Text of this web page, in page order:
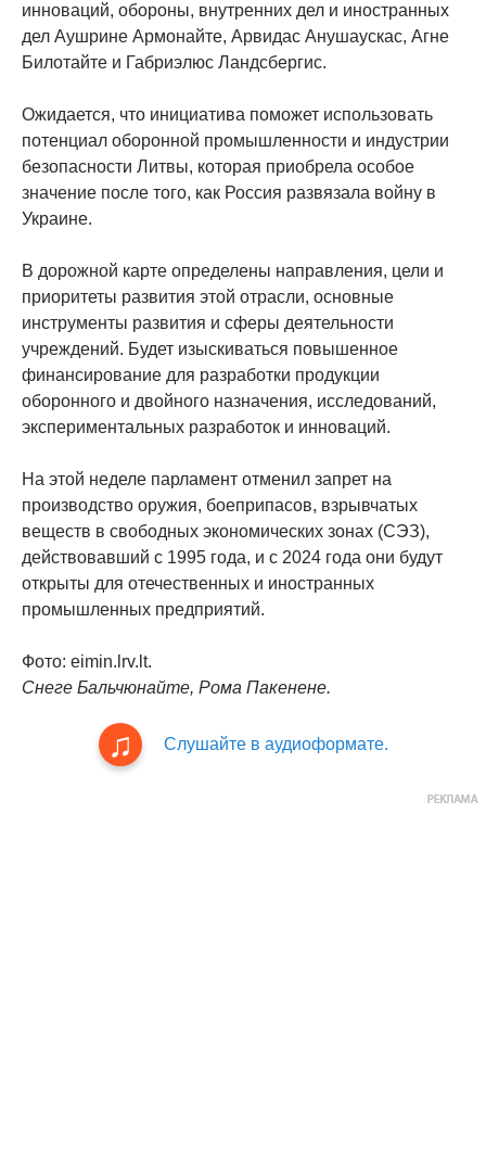
инноваций, обороны, внутренних дел и иностранных
дел Аушрине Армонайте, Арвидас Анушаускас, Агне
Билотайте и Габриэлюс Ландсбергис.
Ожидается, что инициатива поможет использовать
потенциал оборонной промышленности и индустрии
безопасности Литвы, которая приобрела особое
значение после того, как Россия развязала войну в
Украине.
В дорожной карте определены направления, цели и
приоритеты развития этой отрасли, основные
инструменты развития и сферы деятельности
учреждений. Будет изыскиваться повышенное
финансирование для разработки продукции
оборонного и двойного назначения, исследований,
экспериментальных разработок и инноваций.
На этой неделе парламент отменил запрет на
производство оружия, боеприпасов, взрывчатых
веществ в свободных экономических зонах (СЭЗ),
действовавший с 1995 года, и с 2024 года они будут
открыты для отечественных и иностранных
промышленных предприятий.
Фото: eimin.lrv.lt.
Снеге Бальчюнайте, Рома Пакенене.
Слушайте в аудиоформате.